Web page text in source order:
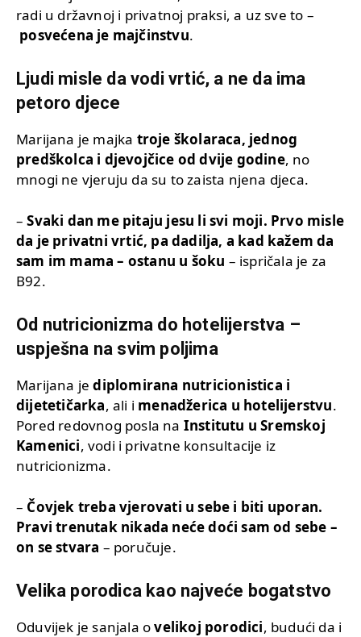
radi u državnoj i privatnoj praksi, a uz sve to –
posvećena je majčinstvu.
Ljudi misle da vodi vrtić, a ne da ima
petoro djece
Marijana je majka troje školaraca, jednog
predškolca i djevojčice od dvije godine, no
mnogi ne vjeruju da su to zaista njena djeca.
–Svaki dan me pitaju jesu li svi moji. Prvo misle
da je privatni vrtić, pa dadilja, a kad kažem da
sam im mama – ostanu u šoku – ispričala je za
B92.
Od nutricionizma do hotelijerstva –
uspješna na svim poljima
Marijana jediplomirana nutricionistica i
dijetetičarka, ali i menadžerica u hotelijerstvu.
Pored redovnog posla na Institutu u Sremskoj
Kamenici, vodi i privatne konsultacije iz
nutricionizma.
– Čovjek treba vjerovati u sebe i biti uporan.
Pravi trenutak nikada neće doći sam od sebe –
on se stvara – poručuje.
Velika porodica kao najveće bogatstvo
Oduvijek je sanjala ovelikoj porodici, budući da i